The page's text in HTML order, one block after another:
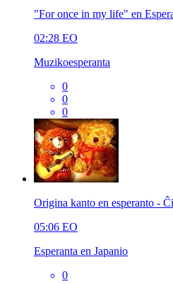
"For once in my life" en
02:28 EO
Muzikoesperanta
0
0
0
Origina kanto en esperanto -
05:06 EO
Esperanta en Japanio
0